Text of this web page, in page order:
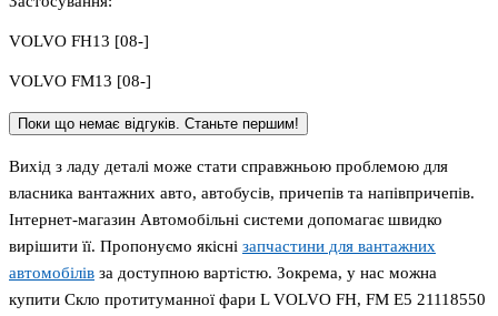
VOLVO FH13 [08-]
VOLVO FM13 [08-]
Поки що немає відгуків. Станьте першим!
Вихід з ладу деталі може стати справжньою проблемою для
власника вантажних авто, автобусів, причепів та напівпричепів.
Інтернет-магазин Автомобільні системи допомагає швидко
вирішити її. Пропонуємо якісні запчастини для вантажних
автомобілів за доступною вартістю. Зокрема, у нас можна
купити Скло протитуманної фари L VOLVO FH, FM E5 21118550